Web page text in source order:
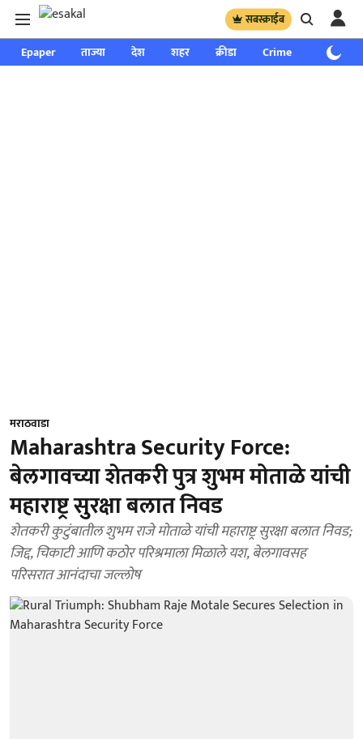
सबस्क्राईब
Epaper ताज्या देश शहर क्रीडा Crime साप्ताहिक
मराठवाडा
Maharashtra Security Force:
बेलगावच्या शेतकरी पुत्र शुभम मोताळे यांची
महाराष्ट्र सुरक्षा बलात निवड
शेतकरी कुटुंबातील शुभम राजे मोताळे यांची महाराष्ट्र सुरक्षा बलात निवड;
जिद्द, चिकाटी आणि कठोर परिश्रमाला मिळाले यश, बेलगावसह
परिसरात आनंदाचा जल्लोष